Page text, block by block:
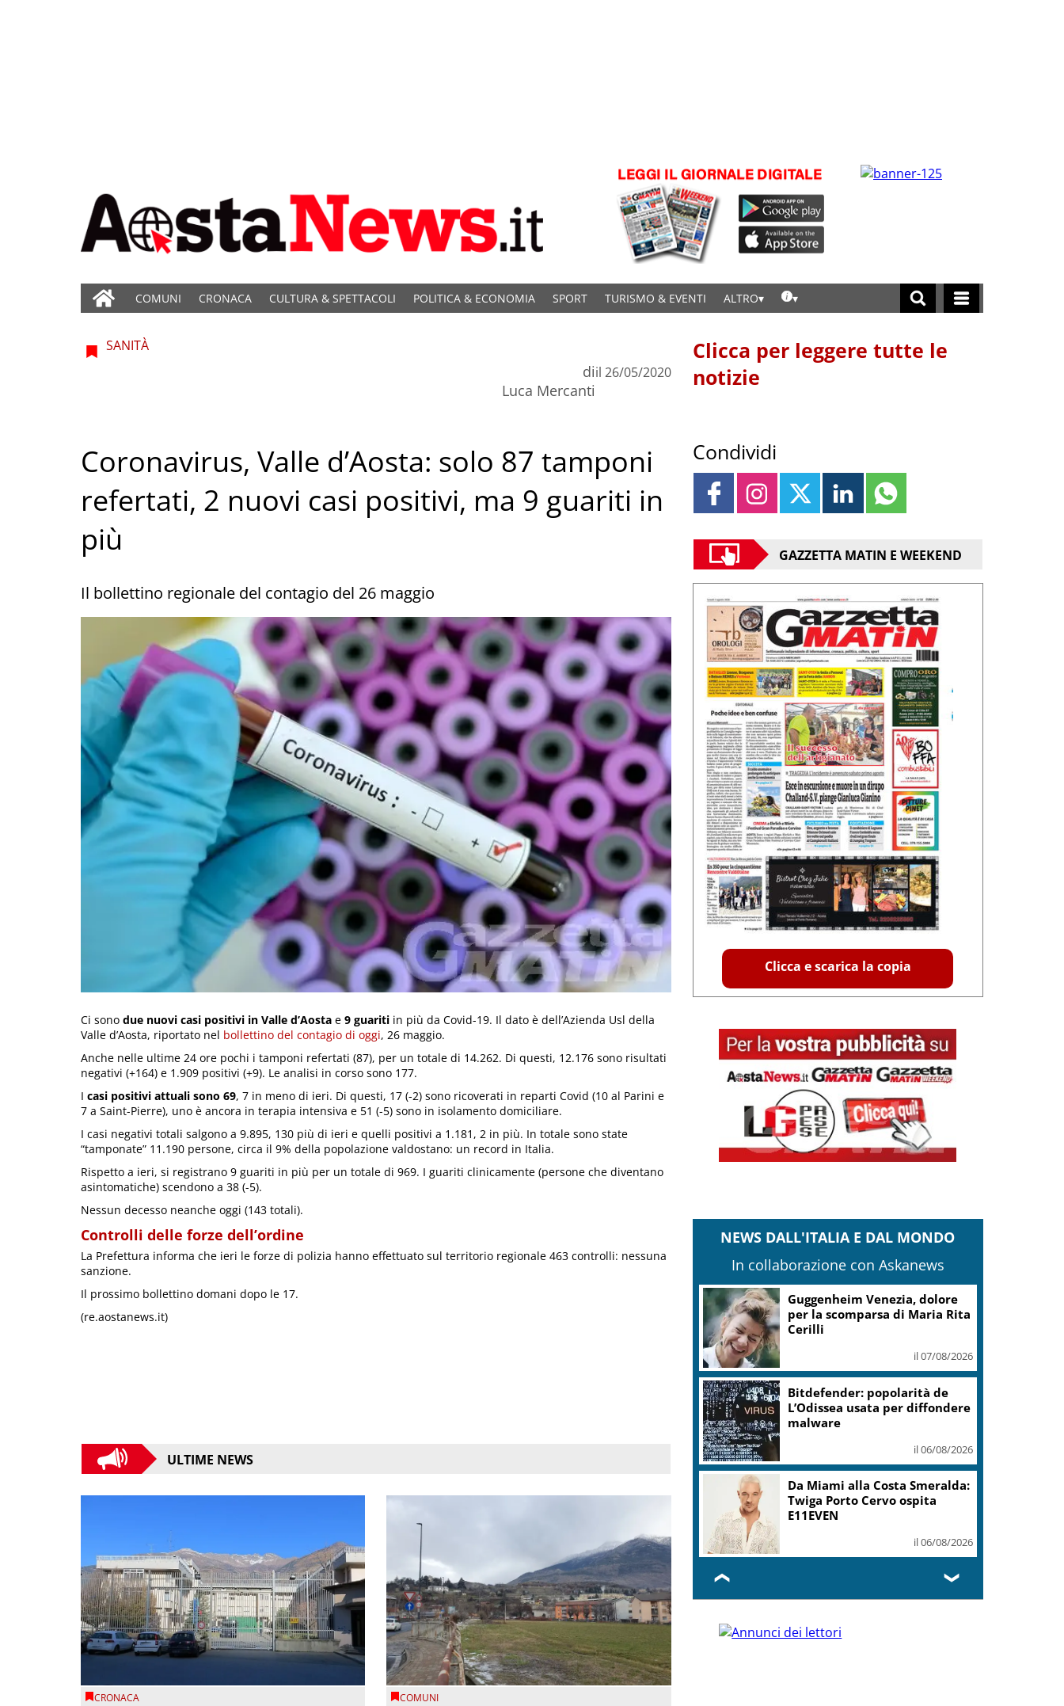
COMUNI CRONACA CULTURA & SPETTACOLI POLITICA & ECONOMIA SPORT TURISMO & EVENTI ALTRO
SANITÀ
di
Luca Mercanti
il 26/05/2020
Coronavirus, Valle d’Aosta: solo 87 tamponi
refertati, 2 nuovi casi positivi, ma 9 guariti in
più
Il bollettino regionale del contagio del 26 maggio
Ci sono due nuovi casi positivi in Valle d’Aosta e 9 guariti in più da Covid-19. Il dato è dell’Azienda Usl della
Valle d’Aosta, riportato nel bollettino del contagio di oggi, 26 maggio.
Anche nelle ultime 24 ore pochi i tamponi refertati (87), per un totale di 14.262. Di questi, 12.176 sono risultati
negativi (+164) e 1.909 positivi (+9). Le analisi in corso sono 177.
I casi positivi attuali sono 69, 7 in meno di ieri. Di questi, 17 (-2) sono ricoverati in reparti Covid (10 al Parini e
7 a Saint-Pierre), uno è ancora in terapia intensiva e 51 (-5) sono in isolamento domiciliare.
I casi negativi totali salgono a 9.895, 130 più di ieri e quelli positivi a 1.181, 2 in più. In totale sono state
“tamponate” 11.190 persone, circa il 9% della popolazione valdostano: un record in Italia.
Rispetto a ieri, si registrano 9 guariti in più per un totale di 969. I guariti clinicamente (persone che diventano
asintomatiche) scendono a 38 (-5).
Nessun decesso neanche oggi (143 totali).
Controlli delle forze dell’ordine
La Prefettura informa che ieri le forze di polizia hanno effettuato sul territorio regionale 463 controlli: nessuna
sanzione.
Il prossimo bollettino domani dopo le 17.
(re.aostanews.it)
ULTIME NEWS
CRONACA COMUNI
Clicca per leggere tutte le
notizie
Condividi
GAZZETTA MATIN E WEEKEND
Clicca e scarica la copia
NEWS DALL'ITALIA E DAL MONDO
In collaborazione con Askanews
Guggenheim Venezia, dolore
per la scomparsa di Maria Rita
Cerilli
il 07/08/2026
Bitdefender: popolarità de
L’Odissea usata per diffondere
malware
il 06/08/2026
Da Miami alla Costa Smeralda:
Twiga Porto Cervo ospita
E11EVEN
il 06/08/2026
❮ ❯